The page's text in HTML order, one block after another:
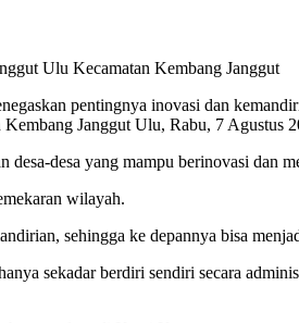
Ulu Kecamatan Kembang Janggut
pentingnya inovasi dan
Janggut Ulu, Rabu, 7 Agustus
desa yang mampu berinovasi dan
wilayah.
sehingga ke depannya bisa
sekadar berdiri sendiri secara